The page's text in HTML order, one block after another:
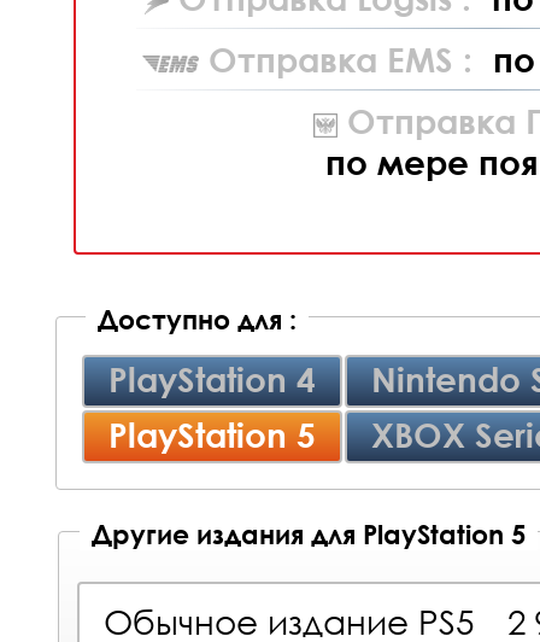
Отправка EMS :
Отправка
по мере
Доступно для :
PlayStation 4
Nintendo
PlayStation 5
XBOX
Другие издания для PlayStation 5
Обычное издание PS5 2